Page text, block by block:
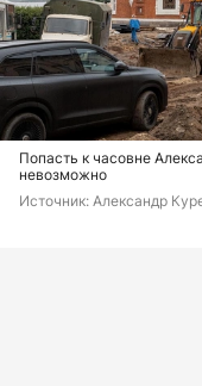
Попасть к часовне
невозможно
Источник: Александр